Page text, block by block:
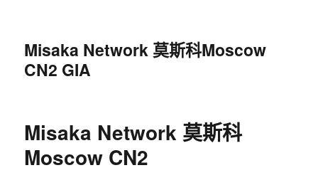
Misaka Network 莫斯科Moscow
CN2 GIA
Misaka Network 莫斯科
Moscow CN2